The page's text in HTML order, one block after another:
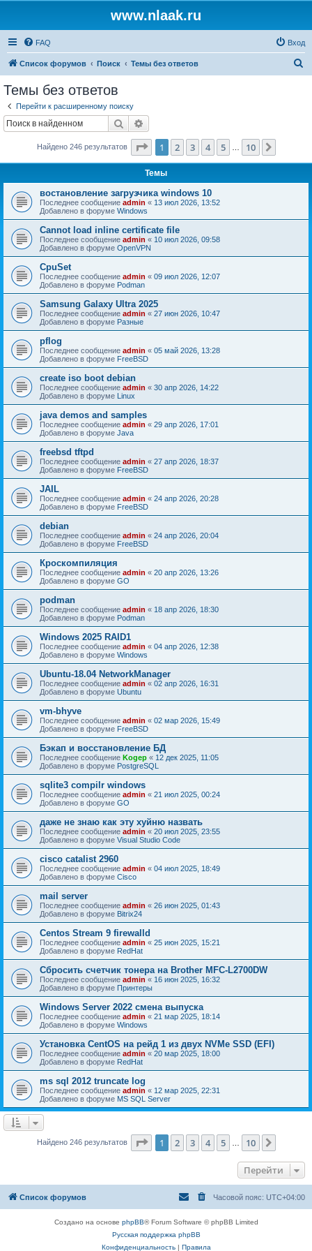
www.nlaak.ru
FAQ Вход
Список форумов Поиск Темы без ответов
Темы без ответов
Перейти к расширенному поиску
Поиск
Найдено 246 результатов Страница из 10
1 2 3 4 5 10
Темы
востановление загрузчика windows 10
Последнее сообщение admin « 13 июл 2026, 13:52
Добавлено в форуме Windows
Cannot load inline certificate file
Последнее сообщение admin « 10 июл 2026, 09:58
Добавлено в форуме OpenVPN
CpuSet
Последнее сообщение admin « 09 июл 2026, 12:07
Добавлено в форуме Podman
Samsung Galaxy Ultra 2025
Последнее сообщение admin « 27 июн 2026, 10:47
Добавлено в форуме Разные
pflog
Последнее сообщение admin « 05 май 2026, 13:28
Добавлено в форуме FreeBSD
create iso boot debian
Последнее сообщение admin « 30 апр 2026, 14:22
Добавлено в форуме Linux
java demos and samples
Последнее сообщение admin « 29 апр 2026, 17:01
Добавлено в форуме Java
freebsd tftpd
Последнее сообщение admin « 27 апр 2026, 18:37
Добавлено в форуме FreeBSD
JAIL
Последнее сообщение admin « 24 апр 2026, 20:28
Добавлено в форуме FreeBSD
debian
Последнее сообщение admin « 24 апр 2026, 20:04
Добавлено в форуме FreeBSD
Кроскомпиляция
Последнее сообщение admin « 20 апр 2026, 13:26
Добавлено в форуме GO
podman
Последнее сообщение admin « 18 апр 2026, 18:30
Добавлено в форуме Podman
Windows 2025 RAID1
Последнее сообщение admin « 04 апр 2026, 12:38
Добавлено в форуме Windows
Ubuntu-18.04 NetworkManager
Последнее сообщение admin « 02 апр 2026, 16:31
Добавлено в форуме Ubuntu
vm-bhyve
Последнее сообщение admin « 02 мар 2026, 15:49
Добавлено в форуме FreeBSD
Бэкап и восстановление БД
Последнее сообщение Kogep « 12 дек 2025, 11:05
Добавлено в форуме PostgreSQL
sqlite3 compilr windows
Последнее сообщение admin « 21 июл 2025, 00:24
Добавлено в форуме GO
даже не знаю как эту хуйню назвать
Последнее сообщение admin « 20 июл 2025, 23:55
Добавлено в форуме Visual Studio Code
cisco catalist 2960
Последнее сообщение admin « 04 июл 2025, 18:49
Добавлено в форуме Cisco
mail server
Последнее сообщение admin « 26 июн 2025, 01:43
Добавлено в форуме Bitrix24
Centos Stream 9 firewalld
Последнее сообщение admin « 25 июн 2025, 15:21
Добавлено в форуме RedHat
Сбросить счетчик тонера на Brother MFC-L2700DW
Последнее сообщение admin « 16 июн 2025, 16:32
Добавлено в форуме Принтеры
Windows Server 2022 смена выпуска
Последнее сообщение admin « 21 мар 2025, 18:14
Добавлено в форуме Windows
Установка CentOS на рейд 1 из двух NVMe SSD (EFI)
Последнее сообщение admin « 20 мар 2025, 18:00
Добавлено в форуме RedHat
ms sql 2012 truncate log
Последнее сообщение admin « 12 мар 2025, 22:31
Добавлено в форуме MS SQL Server
Найдено 246 результатов Страница из 10
1 2 3 4 5 10
Перейти
Список форумов Часовой пояс: UTC+04:00
Создано на основе phpBB® Forum Software © phpBB Limited
Русская поддержка phpBB
Конфиденциальность| Правила